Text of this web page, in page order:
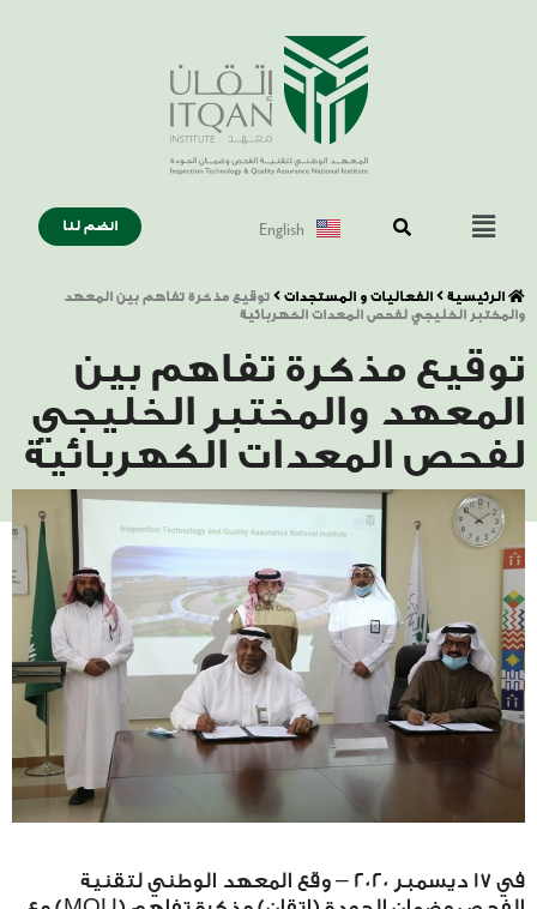
English انضم لنا
الرئيسية الفعاليات و المستجدات
توقيع مذكرة تفاهم بين المعهد
والمختبر الخليجي لفحص المعدات الكهربائية
توقيع مذكرة تفاهم بين
المعهد والمختبر الخليجي
لفحص المعدات الكهربائية
في 17 ديسمبر 2020 – وقع المعهد الوطني لتقنية